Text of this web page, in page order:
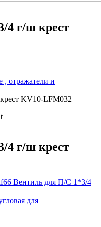
4 г/ш крест
, отражатели и
KV10-LFM032
4 г/ш крест
Вентиль для П/С 1*3/4
для